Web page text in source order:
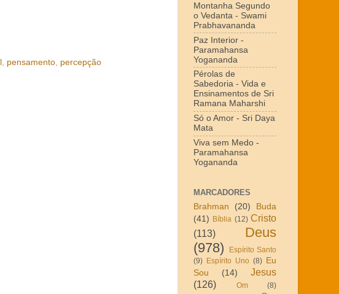
pensamento percepção
Montanha Segundo
o Vedanta - Swami
Prabhavananda
Paz Interior -
Paramahansa
Yogananda
Pérolas de
Sabedoria - Vida e
Ensinamentos de Sri
Ramana Maharshi
Só o Amor - Sri Daya
Mata
Viva sem Medo -
Paramahansa
Yogananda
MARCADORES
Brahman
(20)
Buda
(41) Bíblia (12) Cristo
(113)
Deus
(978)
Espírito Santo
(9) Espírito Uno (8) Eu
Sou
(14)
Jesus
(126)
Om
(8)